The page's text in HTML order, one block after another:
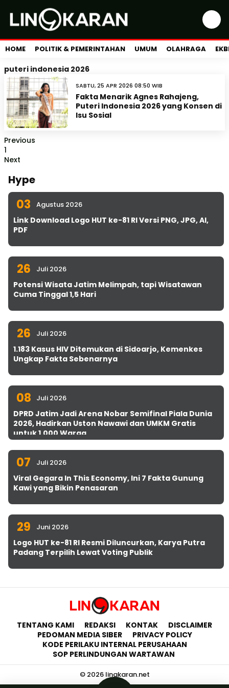
HOME POLITIK & PEMERINTAHAN UMUM OLAHRAGA
puteri indonesia 2026
SABTU, 25 APR 2026 08:50 WIB
Fakta Menarik Agnes Rahajeng,
Puteri Indonesia 2026 yang Konsen di
Isu Sosial
Previous
1
Next
Hype
03 Agustus 2026
Link Download Logo HUT ke-81 RI Versi PNG, JPG, AI,
PDF
26 Juli 2026
Potensi Wisata Jatim Melimpah, tapi Wisatawan
Cuma Tinggal 1,5 Hari
26 Juli 2026
1.183 Kasus HIV Ditemukan di Sidoarjo, Kemenkes
Ungkap Fakta Sebenarnya
08 Juli 2026
DPRD Jatim Jadi Arena Nobar Semifinal Piala Dunia
2026, Hadirkan Uston Nawawi dan UMKM Gratis
untuk 1.000 Warga
07 Juli 2026
Viral Gegara In This Economy, Ini 7 Fakta Gunung
Kawi yang Bikin Penasaran
29 Juni 2026
Logo HUT ke-81 RI Resmi Diluncurkan, Karya Putra
Padang Terpilih Lewat Voting Publik
TENTANG KAMI REDAKSI KONTAK
DISCLAIMER
PEDOMAN MEDIA SIBER
PRIVACY POLICY
KODE PERILAKU INTERNAL PERUSAHAAN
SOP PERLINDUNGAN WARTAWAN
© 2026 lingkaran.net